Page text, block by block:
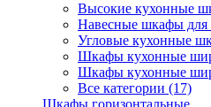
Высокие кухонные
Навесные шкафы для
Угловые кухонные
Шкафы кухонные
Шкафы кухонные
Все категории (17)
Шкафы горизонтальные